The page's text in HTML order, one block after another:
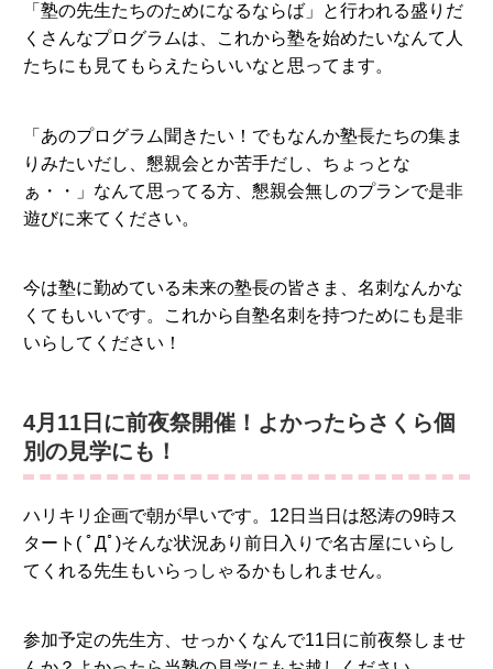
「塾の先生たちのためになるならば」と行われる盛りだ
くさんなプログラムは、これから塾を始めたいなんて人
たちにも見てもらえたらいいなと思ってます。
「あのプログラム聞きたい！でもなんか塾長たちの集ま
りみたいだし、懇親会とか苦手だし、ちょっとな
ぁ・・」なんて思ってる方、懇親会無しのプランで是非
遊びに来てください。
今は塾に勤めている未来の塾長の皆さま、名刺なんかな
くてもいいです。これから自塾名刺を持つためにも是非
いらしてください！
4月11日に前夜祭開催！よかったらさくら個
別の見学にも！
ハリキリ企画で朝が早いです。12日当日は怒涛の9時ス
タート( ﾟДﾟ)そんな状況あり前日入りで名古屋にいらし
てくれる先生もいらっしゃるかもしれません。
参加予定の先生方、せっかくなんで11日に前夜祭しませ